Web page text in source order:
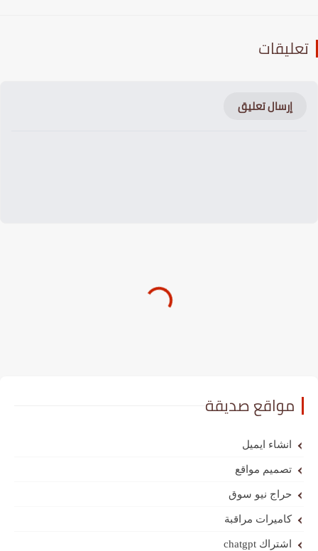
إرسال تعليق
مواقع صديقة
انشاء ايميل
تصميم مواقع
حراج نيو سوق
كاميرات مراقبة
اشتراك chatgpt